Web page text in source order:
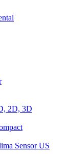
2D, 3D
Sensor US